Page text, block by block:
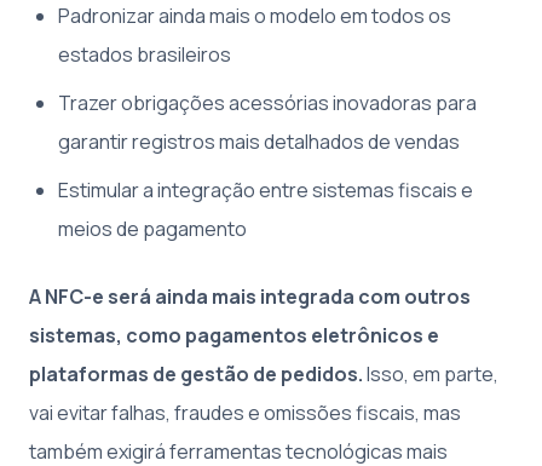
Padronizar ainda mais o modelo em todos os
estados brasileiros
Trazer obrigações acessórias inovadoras para
garantir registros mais detalhados de vendas
Estimular a integração entre sistemas fiscais e
meios de pagamento
A NFC-e será ainda mais integrada com outros
sistemas, como pagamentos eletrônicos e
plataformas de gestão de pedidos.Isso, em parte,
vai evitar falhas, fraudes e omissões fiscais, mas
também exigirá ferramentas tecnológicas mais